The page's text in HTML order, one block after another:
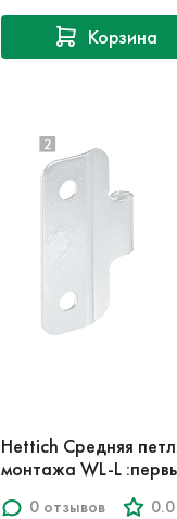
Корзина
Hettich Средняя
монтажа WL-L
0 отзывов 0.0